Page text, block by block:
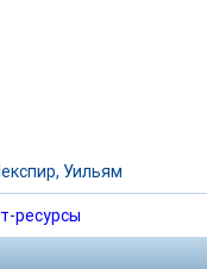
Уильям
ресурсы